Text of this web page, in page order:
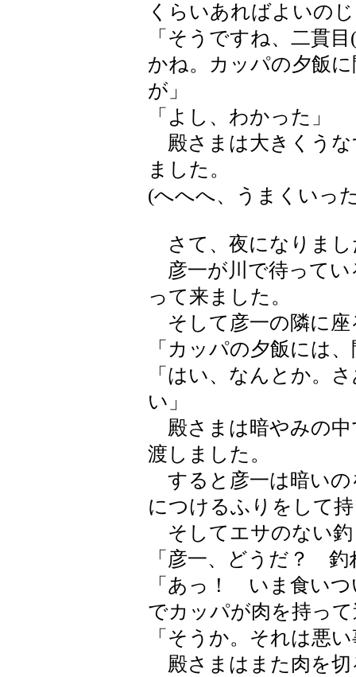
くらいあればよいの
「そうですね、二貫
かね。カッパの夕飯
が」
「よし、わかった」
殿さまは大きくうな
ました。
(へへへ、うまくいっ
さて、夜になりまし
彦一が川で待ってい
って来ました。
そして彦一の隣に座
「カッパの夕飯には
「はい、なんとか。
い」
殿さまは暗やみの中
渡しました。
すると彦一は暗いの
につけるふりをして
そしてエサのない釣
「彦一、どうだ？ 釣
「あっ！ いま食い
でカッパが肉を持っ
「そうか。それは悪
殿さまはまた肉を切